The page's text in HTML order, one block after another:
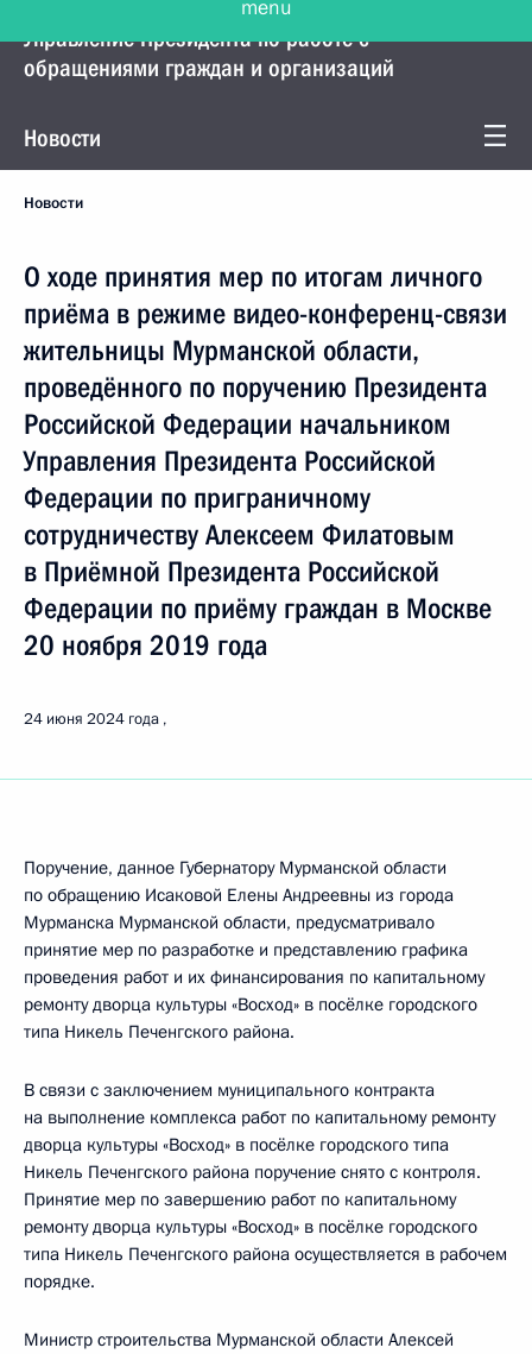
Управление Президента по работе с
обращениями граждан и организаций
Новости
Новости
О ходе принятия мер по итогам личного
приёма в режиме видео-конференц-связи
жительницы Мурманской области,
проведённого по поручению Президента
Российской Федерации начальником
Управления Президента Российской
Федерации по приграничному
сотрудничеству Алексеем Филатовым
в Приёмной Президента Российской
Федерации по приёму граждан в Москве
20 ноября 2019 года
24 июня 2024 года
Поручение, данное Губернатору Мурманской области
по обращению Исаковой Елены Андреевны из города
Мурманска Мурманской области, предусматривало
принятие мер по разработке и представлению графика
проведения работ и их финансирования по капитальному
ремонту дворца культуры «Восход» в посёлке городского
типа Никель Печенгского района.
В связи с заключением муниципального контракта
на выполнение комплекса работ по капитальному ремонту
дворца культуры «Восход» в посёлке городского типа
Никель Печенгского района поручение снято с контроля.
Принятие мер по завершению работ по капитальному
ремонту дворца культуры «Восход» в посёлке городского
типа Никель Печенгского района осуществляется в рабочем
порядке.
Министр строительства Мурманской области Алексей